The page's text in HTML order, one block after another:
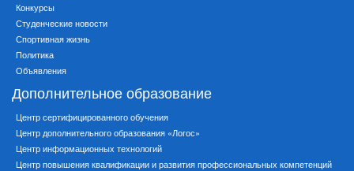
Конкурсы
Студенческие новости
Спортивная жизнь
Политика
Объявления
Дополнительное образование
Центр сертифицированного обучения
Центр дополнительного образования «Логос»
Центр информационных технологий
Центр повышения квалификации и развития профессиональных компетенций